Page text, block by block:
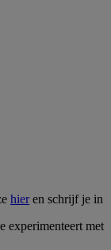
hieren schrijf je in
experimenteert met